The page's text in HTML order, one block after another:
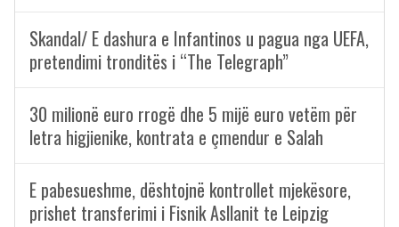
Skandal/ E dashura e Infantinos u pagua nga UEFA,
pretendimi tronditës i “The Telegraph”
30 milionë euro rrogë dhe 5 mijë euro vetëm për
letra higjienike, kontrata e çmendur e Salah
E pabesueshme, dështojnë kontrollet mjekësore,
prishet transferimi i Fisnik Asllanit te Leipzig